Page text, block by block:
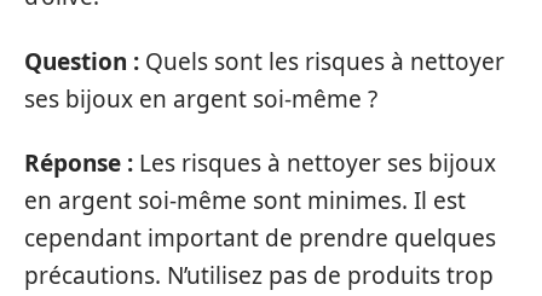
Question : Quels sont les risques à nettoyer
ses bijoux en argent soi-même ?
Réponse : Les risques à nettoyer ses bijoux
en argent soi-même sont minimes. Il est
cependant important de prendre quelques
précautions. N’utilisez pas de produits trop